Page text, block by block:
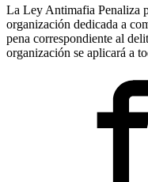
La Ley Antimafia Penaliza
organización dedicada a
pena correspondiente al
organización se aplicará a